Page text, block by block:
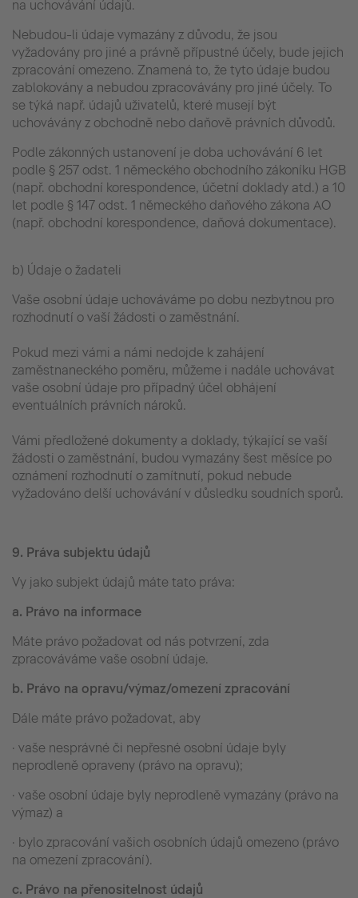
na uchovávání údajů.
Nebudou-li údaje vymazány z důvodu, že jsou
vyžadovány pro jiné a právně přípustné účely, bude jejich
zpracování omezeno. Znamená to, že tyto údaje budou
zablokovány a nebudou zpracovávány pro jiné účely. To
se týká např. údajů uživatelů, které musejí být
uchovávány z obchodně nebo daňově právních důvodů.
Podle zákonných ustanovení je doba uchovávání 6 let
podle § 257 odst. 1 německého obchodního zákoníku HGB
(např. obchodní korespondence, účetní doklady atd.) a 10
let podle § 147 odst. 1 německého daňového zákona AO
(např. obchodní korespondence, daňová dokumentace).
b) Údaje o žadateli
Vaše osobní údaje uchováváme po dobu nezbytnou pro
rozhodnutí o vaší žádosti o zaměstnání.
Pokud mezi vámi a námi nedojde k zahájení
zaměstnaneckého poměru, můžeme i nadále uchovávat
vaše osobní údaje pro případný účel obhájení
eventuálních právních nároků.
Vámi předložené dokumenty a doklady, týkající se vaší
žádosti o zaměstnání, budou vymazány šest měsíce po
oznámení rozhodnutí o zamítnutí, pokud nebude
vyžadováno delší uchovávání v důsledku soudních sporů.
9. Práva subjektu údajů
Vy jako subjekt údajů máte tato práva:
a. Právo na informace
Máte právo požadovat od nás potvrzení, zda
zpracováváme vaše osobní údaje.
b. Právo na opravu/výmaz/omezení zpracování
Dále máte právo požadovat, aby
· vaše nesprávné či nepřesné osobní údaje byly
neprodleně opraveny (právo na opravu);
· vaše osobní údaje byly neprodleně vymazány (právo na
výmaz) a
· bylo zpracování vašich osobních údajů omezeno (právo
na omezení zpracování).
c. Právo na přenositelnost údajů